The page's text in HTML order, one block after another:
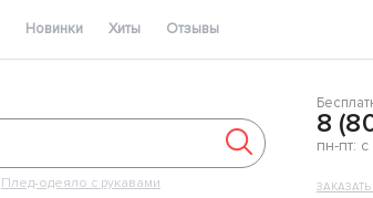
Новинки Хиты Отзывы
Плед-одеяло с рукавами
8
пн-пт: